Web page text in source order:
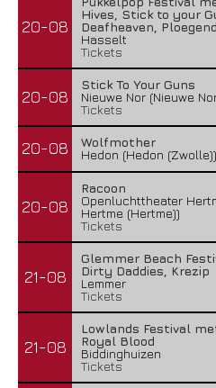
20-08
Hives, Stick to your
Deafheaven,
Hasselt
Tickets
20-08
Stick To Your Guns
Nieuwe Nor (Nieuwe
Tickets
20-08
Wolfmother
Hedon (Hedon (Zwolle))
20-08
Racoon
Openluchttheater
Hertme (Hertme))
Tickets
21-08
Glemmer Beach
Dirty Daddies, Krezip
Lemmer
Tickets
21-08
Lowlands Festival
Royal Blood
Biddinghuizen
Tickets